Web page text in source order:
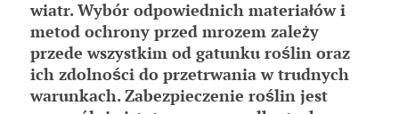
wiatr. Wybór odpowiednich materiałów i
metod ochrony przed mrozem zależy
przede wszystkim od gatunku roślin oraz
ich zdolności do przetrwania w trudnych
warunkach. Zabezpieczenie roślin jest